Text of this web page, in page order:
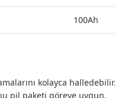
100Ah
kolayca
pil paketi göreve uygun.